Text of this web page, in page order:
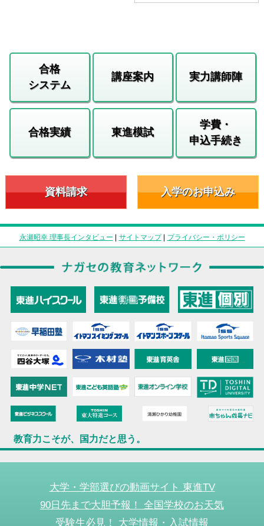
合格
システム
講座案内 実力講師陣
合格実績 東進模試
学費・
申込手続き
資料請求 入学のお申込み
永瀬昭幸 理事長インタビュー | サイトマップ| プライバシー・ポリシー
教育力こそが、国力だと思う。
大学・学部選びの動画サイト 東進TV
90日先まで大胆予報！ 全国学校のお天気
受験生必見！ 大学情報・入試情報